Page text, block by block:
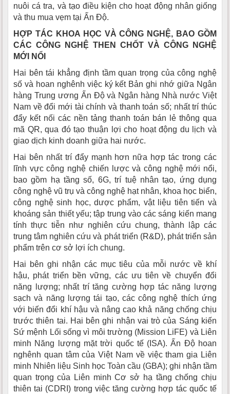
nuôi cá tra, và tạo điều kiện cho hoạt động nhân giống
và thu mua vẹm tại Ấn Độ.
HỢP TÁC KHOA HỌC VÀ CÔNG NGHỆ, BAO GỒM
CÁC CÔNG NGHỆ THEN CHỐT VÀ CÔNG NGHỆ
MỚI NỔI
Hai bên tái khẳng định tầm quan trọng của công nghệ
số và hoan nghênh việc ký kết Bản ghi nhớ giữa Ngân
hàng Trung ương Ấn Độ và Ngân hàng Nhà nước Việt
Nam về đổi mới tài chính và thanh toán số; nhất trí thúc
đẩy kết nối các nền tảng thanh toán bán lẻ thông qua
mã QR, qua đó tạo thuận lợi cho hoạt động du lịch và
giao dịch kinh doanh giữa hai nước.
Hai bên nhất trí đẩy mạnh hơn nữa hợp tác trong các
lĩnh vực công nghệ chiến lược và công nghệ mới nổi,
bao gồm hạ tầng số, 6G, trí tuệ nhân tạo, ứng dụng
công nghệ vũ trụ và công nghệ hạt nhân, khoa học biển,
công nghệ sinh học, dược phẩm, vật liệu tiên tiến và
khoáng sản thiết yếu; tập trung vào các sáng kiến mang
tính thực tiễn như nghiên cứu chung, thành lập các
trung tâm nghiên cứu và phát triển (R&D), phát triển sản
phẩm trên cơ sở lợi ích chung.
Hai bên ghi nhận các mục tiêu của mỗi nước về khí
hậu, phát triển bền vững, các ưu tiên về chuyển đổi
năng lượng; nhất trí tăng cường hợp tác năng lượng
sạch và năng lượng tái tạo, các công nghệ thích ứng
với biến đổi khí hậu và nâng cao khả năng chống chịu
trước thiên tai. Hai bên ghi nhận vai trò của Sáng kiến
Sứ mệnh Lối sống vì môi trường (Mission LiFE) và Liên
minh Năng lượng mặt trời quốc tế (ISA). Ấn Độ hoan
nghênh quan tâm của Việt Nam về việc tham gia Liên
minh Nhiên liệu Sinh học Toàn cầu (GBA); ghi nhận tầm
quan trọng của Liên minh Cơ sở hạ tầng chống chịu
thiên tai (CDRI) trong việc tăng cường hợp tác quốc tế